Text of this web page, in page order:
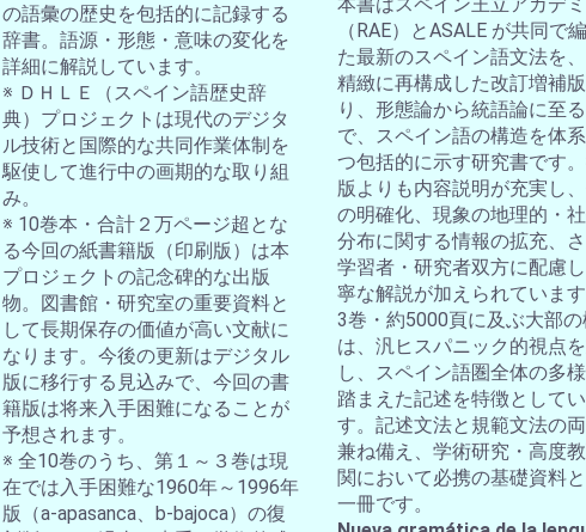
の語彙の歴史を包括的に記録する
辞書。語源・形態・意味の変化を
詳細に解説しています。
※ ＤＨＬＥ（スペイン語歴史辞
典）プロジェクトは現代のデジタ
ル技術と国際的な共同作業体制を
駆使して進行中の画期的な取り組
み。
※ 10巻本・合計２万ページ超とな
る今回の紙書籍版（印刷版）は本
プロジェクトの記念碑的な出版
物。図書館・研究室の重要資料と
して長期保存の価値が高い文献に
なります。今後の更新はデジタル
版に移行する見込みで、今回の書
籍版は将来入手困難になることが
予想されます。
※ 全10巻のうち、第１～３巻は現
在では入手困難な1960年～1996年
版（a-apasanca、b-bajoca）の復
（RAE）とASALE が共同で
た最新のスペイン語文法を
精緻に再構成した改訂増補
り、形態論から統語論に至る
で、スペイン語の構造を体
つ包括的に示す研究書です
版よりも内容説明が充実し
の明確化、現象の地理的・
分布に関する情報の拡充、
学習者・研究者双方に配慮
寧な解説が加えられていま
3巻・約5000頁に及ぶ大部
は、汎ヒスパニック的視点
し、スペイン語圏全体の多
踏まえた記述を特徴としてい
す。記述文法と規範文法の
兼ね備え、学術研究・高度
関において必携の基礎資料
一冊です。